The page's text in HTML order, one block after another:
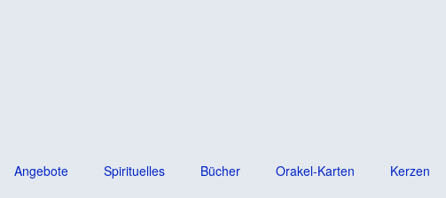
Angebote Spirituelles Bücher Orakel-Karten Kerzen